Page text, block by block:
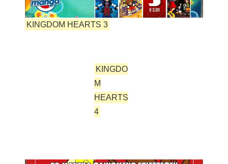
KINGDOM HEARTS 3
KINGDO
M
HEARTS
4